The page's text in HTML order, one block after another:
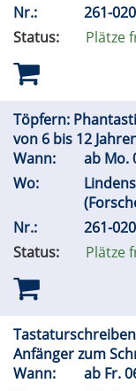
Nr.:
261-
Status:
Plätze
Töpfern:
von 6 bis 12
Wann:
ab Mo.
Wo:
Nr.:
261-
Status:
Plätze
Anfänger zum
Wann:
ab Fr.